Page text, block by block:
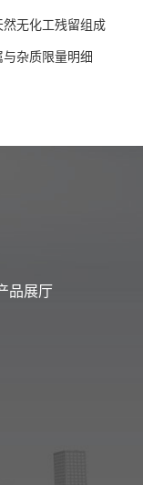
无化工残留组成
杂质限量明细
品展厅